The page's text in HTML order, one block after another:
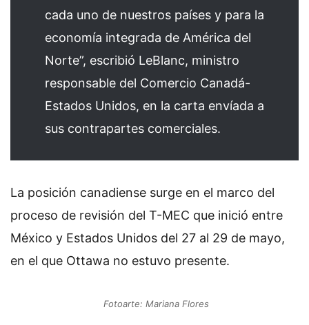
cada uno de nuestros países y para la
economía integrada de América del
Norte”, escribió LeBlanc, ministro
responsable del Comercio Canadá-
Estados Unidos, en la carta envíada a
sus contrapartes comerciales.
La posición canadiense surge en el marco del
proceso de revisión del T-MEC que inició entre
México y Estados Unidos del 27 al 29 de mayo,
en el que Ottawa no estuvo presente.
Fotoarte: Mariana Flores